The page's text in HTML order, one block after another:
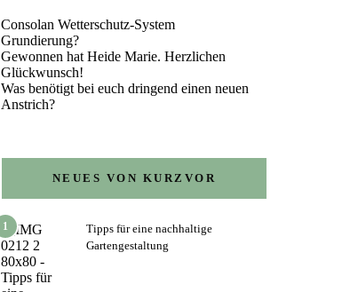
Consolan Wetterschutz-System
Grundierung?
Gewonnen hat Heide Marie. Herzlichen
Glückwunsch!
Was benötigt bei euch dringend einen neuen
Anstrich?
NEUES VON KURZVOR
1
Tipps für eine nachhaltige
Gartengestaltung